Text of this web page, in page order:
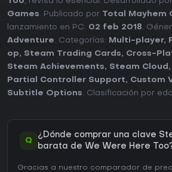
Games. Publicado por Total Mayhem
lanzamiento en PC: 02 feb 2018.
Adventure. Categorías: Multi-player,
op, Steam Trading Cards, Cross-
Steam Achievements, Steam Cloud ,
Partial Controller Support, Custom
Subtitle Options. Clasificación por
Q
¿Dónde comprar una clave
barata de We Were Here
Gracias a nuestro comparador de